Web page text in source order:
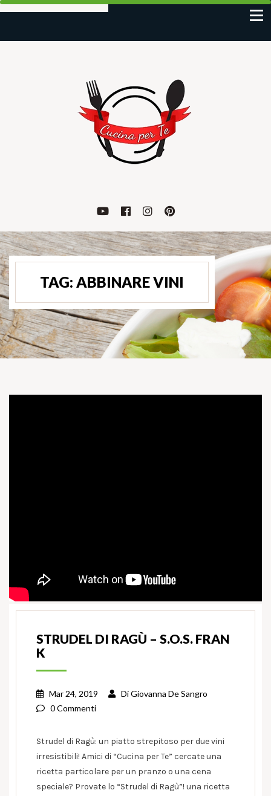
TAG: ABBINARE VINI
STRUDEL DI RAGÙ – S.O.S. FRAN
K
Mar 24, 2019 DiGiovanna De Sangro
0 Commenti
Strudel di Ragù: un piatto strepitoso per due vini
irresistibili! Amici di “Cucina per Te” cercate una
ricetta particolare per un pranzo o una cena
speciale? Provate lo “Strudel di Ragù”! una ricetta